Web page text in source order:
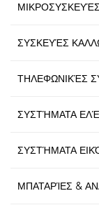
ΣΥΣΚΕΥΈΣ
ΤΗΛΕΦΩΝΙΚΈΣ
ΣΥΣΤΉΜΑΤΑ
ΣΥΣΤΉΜΑΤΑ
ΜΠΑΤΑΡΊΕΣ &